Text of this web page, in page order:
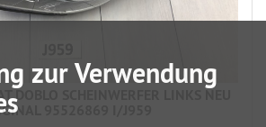
DOBLO SCHEINWERFER LINKS NEU
95526869 I/J959
zur Verwendung